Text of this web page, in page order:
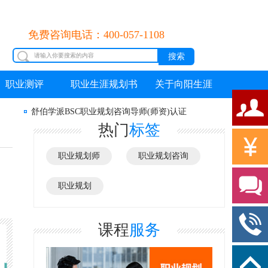
免费咨询电话：400-057-1108
职业测评 职业生涯规划书 关于向阳生涯
舒伯学派BSC职业规划咨询导师(师资)认证
热门标签
职业规划师 职业规划咨询
职业规划
课程服务